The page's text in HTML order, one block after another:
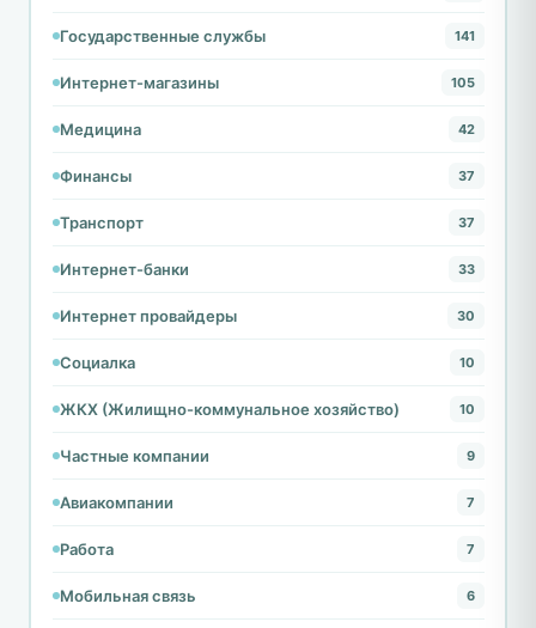
Государственные службы 141
Интернет-магазины 105
Медицина 42
Финансы 37
Транспорт 37
Интернет-банки 33
Интернет провайдеры 30
Социалка 10
ЖКХ (Жилищно-коммунальное хозяйство) 10
Частные компании 9
Авиакомпании 7
Работа 7
Мобильная связь 6